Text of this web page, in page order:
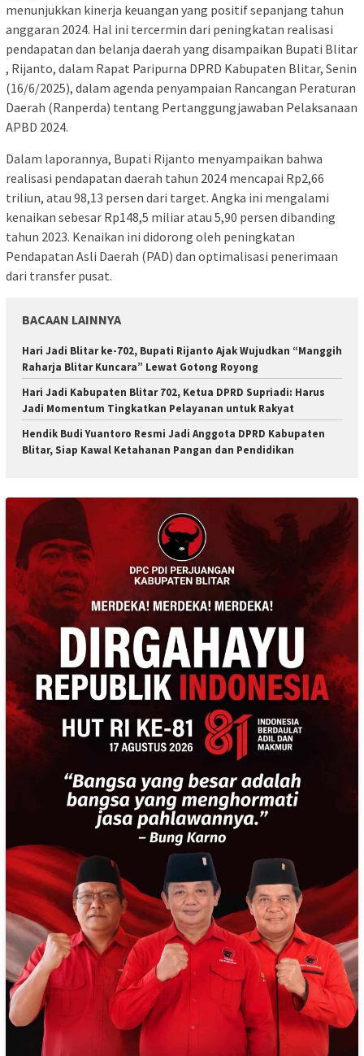
menunjukkan kinerja keuangan yang positif sepanjang tahun
anggaran 2024. Hal ini tercermin dari peningkatan realisasi
pendapatan dan belanja daerah yang disampaikan Bupati Blitar
, Rijanto, dalam Rapat Paripurna DPRD Kabupaten Blitar, Senin
(16/6/2025), dalam agenda penyampaian Rancangan Peraturan
Daerah (Ranperda) tentang Pertanggungjawaban Pelaksanaan
APBD 2024.
Dalam laporannya, Bupati Rijanto menyampaikan bahwa
realisasi pendapatan daerah tahun 2024 mencapai Rp2,66
triliun, atau 98,13 persen dari target. Angka ini mengalami
kenaikan sebesar Rp148,5 miliar atau 5,90 persen dibanding
tahun 2023. Kenaikan ini didorong oleh peningkatan
Pendapatan Asli Daerah (PAD) dan optimalisasi penerimaan
dari transfer pusat.
BACAAN LAINNYA
Hari Jadi Blitar ke-702, Bupati Rijanto Ajak Wujudkan “Manggih
Raharja Blitar Kuncara” Lewat Gotong Royong
Hari Jadi Kabupaten Blitar 702, Ketua DPRD Supriadi: Harus
Jadi Momentum Tingkatkan Pelayanan untuk Rakyat
Hendik Budi Yuantoro Resmi Jadi Anggota DPRD Kabupaten
Blitar, Siap Kawal Ketahanan Pangan dan Pendidikan